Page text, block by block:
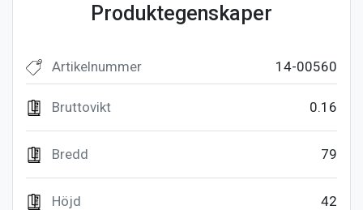
Produktegenskaper
14-00560
Artikelnummer
0.16
Bruttovikt
79
Bredd
42
Höjd